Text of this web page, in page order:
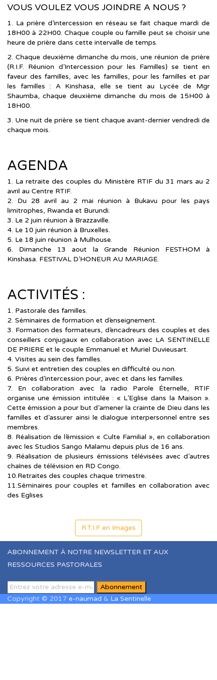
VOUS VOULEZ VOUS JOINDRE A NOUS ?
1. La prière d’intercession en réseau se fait chaque mardi de
18H00 à 22H00. Chaque couple ou famille peut se choisir une
heure de prière dans cette intervalle de temps.
2. Chaque deuxième dimanche du mois, une réunion de prière
(R.I.F. Réunion d’Intercession pour les Familles) se tient en
faveur des familles, avec les familles, pour les familles et par
les familles : A Kinshasa, elle se tient au Lycée de Mgr
Shaumba, chaque deuxième dimanche du mois de 15H00 à
18H00.
3. Une nuit de prière se tient chaque avant-dernier vendredi de
chaque mois.
AGENDA
1. La retraite des couples du Ministère RTIF du 31 mars au 2
avril au Centre RTIF.
2. Du 28 avril au 2 mai réunion à Bukavu pour les pays
limitrophes, Rwanda et Burundi.
3. Le 2 juin réunion à Brazzaville.
4. Le 10 juin réunion à Bruxelles.
5. Le 18 juin réunion à Mulhouse.
6. Dimanche 13 aout la Grande Réunion FESTHOM à
Kinshasa. FESTIVAL D’HONEUR AU MARIAGE.
ACTIVITÉS :
1. Pastorale des familles.
2. Séminaires de formation et d’enseignement.
3. Formation des formateurs, d’encadreurs des couples et des
conseillers conjugaux en collaboration avec LA SENTINELLE
DE PRIERE et le couple Emmanuel et Muriel Duvieusart.
4. Visites au sein des familles.
5. Suivi et entretien des couples en difficulté ou non.
6. Prières d’intercession pour, avec et dans les familles.
7. En collaboration avec la radio Parole Éternelle, RTIF
organise une émission intitulée : « L’Eglise dans la Maison ».
Cette émission a pour but d’amener la crainte de Dieu dans les
familles et d’assurer ainsi le dialogue interpersonnel entre ses
membres.
8. Réalisation de l’émission « Culte Familial », en collaboration
avec les Studios Sango Malamu depuis plus de 16 ans.
9. Réalisation de plusieurs émissions télévisées avec d’autres
chaînes de télévision en RD Congo.
10.Retraites des couples chaque trimestre.
11.Séminaires pour couples et familles en collaboration avec
des Eglises
R.T.I.F en Images
ABONNEMENT À NOTRE NEWSLETTER ET AUX
RESSOURCES PASTORALES
Copyright © 2017 e-naumad & La Sentinelle